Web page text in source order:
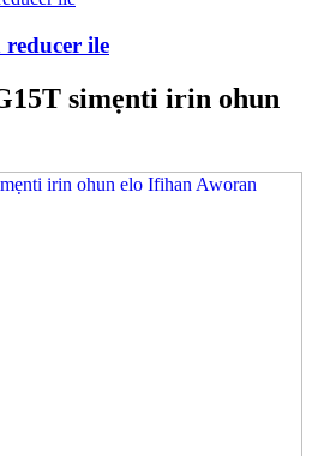
ile
simẹnti irin ohun